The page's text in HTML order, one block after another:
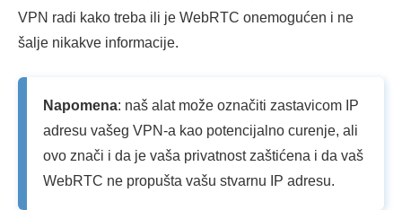
VPN radi kako treba ili je WebRTC onemogućen i ne
šalje nikakve informacije.
Napomena: naš alat može označiti zastavicom IP
adresu vašeg VPN-a kao potencijalno curenje, ali
ovo znači i da je vaša privatnost zaštićena i da vaš
WebRTC ne propušta vašu stvarnu IP adresu.